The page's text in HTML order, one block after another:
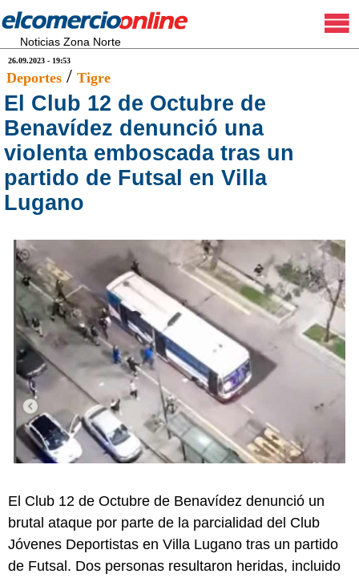
Noticias Zona Norte
26.09.2023 - 19:53
Deportes / Tigre
El Club 12 de Octubre de
Benavídez denunció una
violenta emboscada tras un
partido de Futsal en Villa
Lugano
El Club 12 de Octubre de Benavídez denunció un
brutal ataque por parte de la parcialidad del Club
Jóvenes Deportistas en Villa Lugano tras un partido
de Futsal. Dos personas resultaron heridas, incluido